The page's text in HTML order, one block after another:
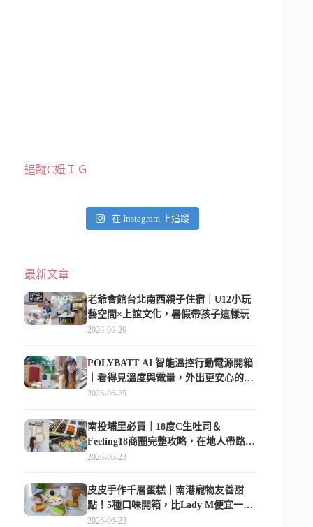
追蹤C妞ＩＧ
在 Instagram 上追蹤
最新文章
老爺會館台北南西親子住宿｜U12小玩
藝空間×上誼文化，暑假帶孩子這樣玩
2026-06-26
POLYBATT AI 智能溫控行動電源開箱
｜看得見溫度與電量，外出更安心的
10000mAh 行動電源
2026-06-25
南投埔里必買｜18度C生吐司＆
Feeling18商圈完整攻略，在地人帶路這
樣逛
2026-06-23
皮皮手作千層蛋糕｜南港寵物友善甜
點！5種口味開箱，比Lady M便宜一半
的台北隱藏版
2026-06-23